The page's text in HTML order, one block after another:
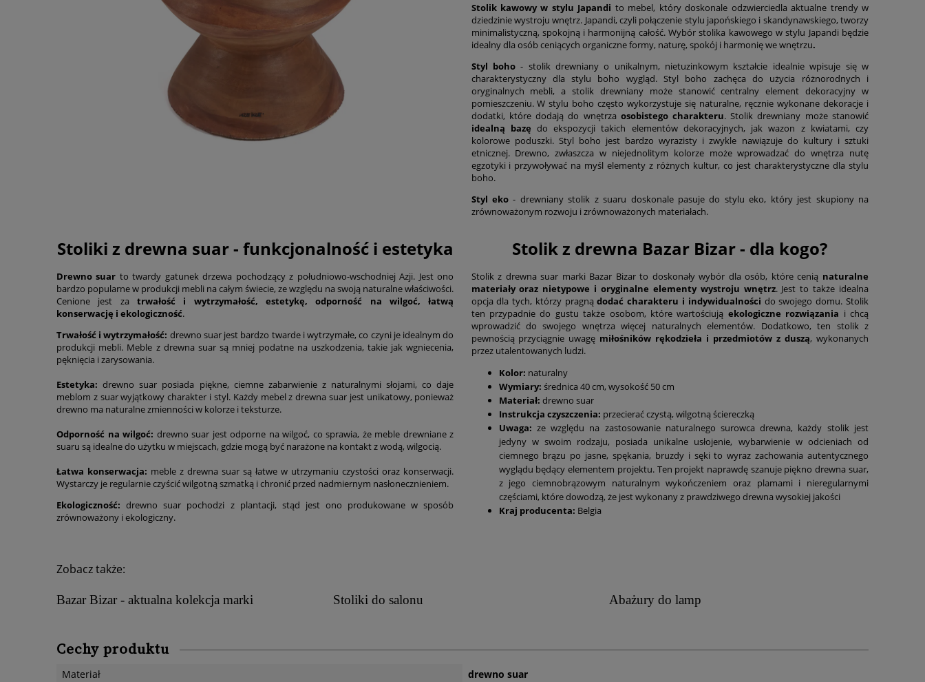
Stolik kawowy w stylu Japandi to mebel, który doskonale odzwierciedla aktualne trendy w
dziedzinie wystroju wnętrz. Japandi, czyli połączenie stylu japońskiego i skandynawskiego, tworzy
minimalistyczną, spokojną i harmonijną całość. Wybór stolika kawowego w stylu Japandi będzie
idealny dla osób ceniących organiczne formy, naturę, spokój i harmonię we wnętrzu.
Styl boho- stolik drewniany o unikalnym, nietuzinkowym kształcie idealnie wpisuje się w
charakterystyczny dla stylu boho wygląd. Styl boho zachęca do użycia różnorodnych i
oryginalnych mebli, a stolik drewniany może stanowić centralny element dekoracyjny w
pomieszczeniu. W stylu boho często wykorzystuje się naturalne, ręcznie wykonane dekoracje i
dodatki, które dodają do wnętrza osobistego charakteru. Stolik drewniany może stanowić
idealną bazę do ekspozycji takich elementów dekoracyjnych, jak wazon z kwiatami, czy
kolorowe poduszki. Styl boho jest bardzo wyrazisty i zwykle nawiązuje do kultury i sztuki
etnicznej. Drewno, zwłaszcza w niejednolitym kolorze może wprowadzać do wnętrza nutę
egzotyki i przywoływać na myśl elementy z różnych kultur, co jest charakterystyczne dla stylu
boho.
Styl eko- drewniany stolik z suaru doskonale pasuje do stylu eko, który jest skupiony na
zrównoważonym rozwoju i zrównoważonych materiałach.
Stoliki z drewna suar - funkcjonalność i estetyka
Drewno suar to twardy gatunek drzewa pochodzący z południowo-wschodniej Azji. Jest ono
bardzo popularne w produkcji mebli na całym świecie, ze względu na swoją naturalne właściwości.
Cenione jest zatrwałość i wytrzymałość, estetykę, odporność na wilgoć, łatwą
konserwację i ekologiczność.
Trwałość i wytrzymałość: drewno suar jest bardzo twarde i wytrzymałe, co czyni je idealnym do
produkcji mebli. Meble z drewna suar są mniej podatne na uszkodzenia, takie jak wgniecenia,
pęknięcia i zarysowania.
Estetyka: drewno suar posiada piękne, ciemne zabarwienie z naturalnymi słojami, co daje
meblom z suar wyjątkowy charakter i styl. Każdy mebel z drewna suar jest unikatowy, ponieważ
drewno ma naturalne zmienności w kolorze i teksturze.
Odporność na wilgoć: drewno suar jest odporne na wilgoć, co sprawia, że meble drewniane z
suaru są idealne do użytku w miejscach, gdzie mogą być narażone na kontakt z wodą, wilgocią.
Łatwa konserwacja: meble z drewna suar są łatwe w utrzymaniu czystości oraz konserwacji.
Wystarczy je regularnie czyścić wilgotną szmatką i chronić przed nadmiernym nasłonecznieniem.
Ekologiczność: drewno suar pochodzi z plantacji, stąd jest ono produkowane w sposób
zrównoważony i ekologiczny.
Stolik z drewna Bazar Bizar - dla kogo?
Stolik z drewna suar marki Bazar Bizar to doskonały wybór dla osób, które cenią naturalne
materiały oraz nietypowe i oryginalne elementy wystroju wnętrz. Jest to także idealna
opcja dla tych, którzy pragnądodać charakteru i indywidualności do swojego domu. Stolik
ten przypadnie do gustu także osobom, które wartościują ekologiczne rozwiązania i chcą
wprowadzić do swojego wnętrza więcej naturalnych elementów. Dodatkowo, ten stolik z
pewnością przyciągnie uwagę miłośników rękodzieła i przedmiotów z duszą, wykonanych
przez utalentowanych ludzi.
Kolor: naturalny
Wymiary: średnica 40 cm, wysokość 50 cm
Materiał: drewno suar
Instrukcja czyszczenia: przecierać czystą, wilgotną ściereczką
Uwaga: ze względu na zastosowanie naturalnego surowca drewna, każdy stolik jest
jedyny w swoim rodzaju, posiada unikalne usłojenie, wybarwienie w odcieniach od
ciemnego brązu po jasne, spękania, bruzdy i sęki to wyraz zachowania autentycznego
wyglądu będący elementem projektu. Ten projekt naprawdę szanuje piękno drewna suar,
z jego ciemnobrązowym naturalnym wykończeniem oraz plamami i nieregularnymi
częściami, które dowodzą, że jest wykonany z prawdziwego drewna wysokiej jakości
Kraj producenta: Belgia
Zobacz także:
Bazar Bizar - aktualna kolekcja marki Stoliki do salonu Abażury do lamp
Cechy produktu
Materiał
drewno suar